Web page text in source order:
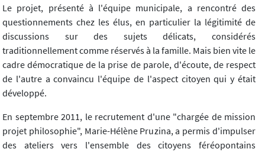
Le projet, présenté à l'équipe municipale, a rencontré des
questionnements chez les élus, en particulier la légitimité de
discussions sur des sujets délicats, considérés
traditionnellement comme réservés à la famille. Mais bien vite le
cadre démocratique de la prise de parole, d'écoute, de respect
de l'autre a convaincu l'équipe de l'aspect citoyen qui y était
développé.
En septembre 2011, le recrutement d'une "chargée de mission
projet philosophie", Marie-Hélène Pruzina, a permis d'impulser
des ateliers vers l'ensemble des citoyens féréopontains